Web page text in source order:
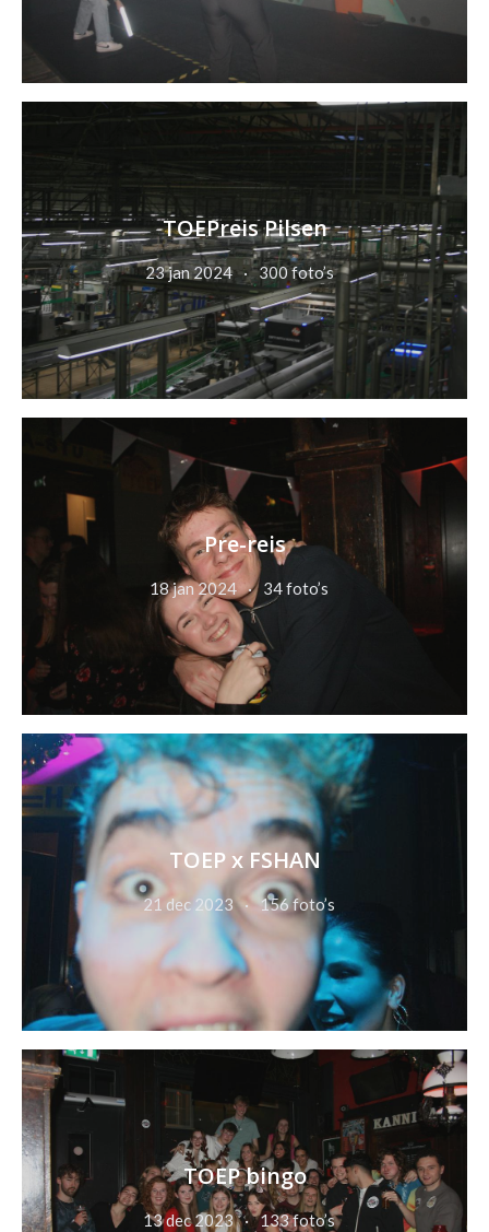
TOEPreis Pilsen
23 jan 2024 300 foto’s
Pre-reis
18 jan 2024 34 foto’s
TOEP x FSHAN
21 dec 2023 156 foto’s
TOEP bingo
13 dec 2023 133 foto’s